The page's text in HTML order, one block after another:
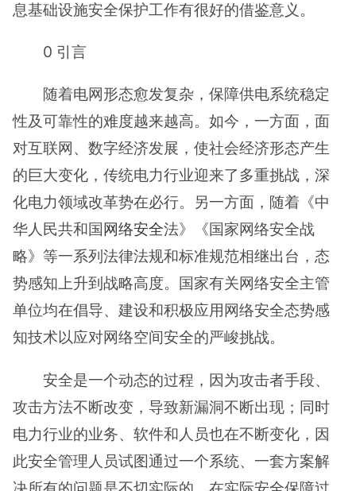
息基础设施安全保护工作有很好的借鉴意义。
0 引言
随着电网形态愈发复杂，保障供电系统稳定
性及可靠性的难度越来越高。如今，一方面，面
对互联网、数字经济发展，使社会经济形态产生
的巨大变化，传统电力行业迎来了多重挑战，深
化电力领域改革势在必行。另一方面，随着《中
华人民共和国网络安全法》《国家网络安全战
略》等一系列法律法规和标准规范相继出台，态
势感知上升到战略高度。国家有关网络安全主管
单位均在倡导、建设和积极应用网络安全态势感
知技术以应对网络空间安全的严峻挑战。
安全是一个动态的过程，因为攻击者手段、
攻击方法不断改变，导致新漏洞不断出现；同时
电力行业的业务、软件和人员也在不断变化，因
此安全管理人员试图通过一个系统、一套方案解